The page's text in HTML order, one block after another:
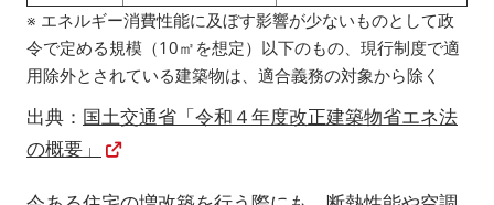
※ エネルギー消費性能に及ぼす影響が少ないものとして政
令で定める規模（10㎡を想定）以下のもの、現行制度で適
用除外とされている建築物は、適合義務の対象から除く
出典： 国土交通省「令和４年度改正建築物省エネ法
の概要」